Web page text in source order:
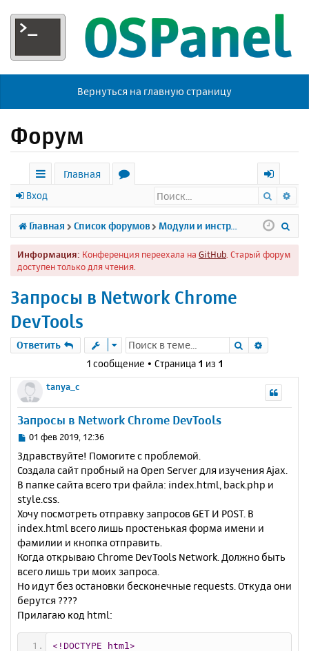
Вернуться на главную страницу
Форум
с
ы
л
к
Главная
р
у
м
х
о
д
Вход Поиск
Главная Список форумов Модули и инструменты
Информация: Конференция переехала на GitHub . Старый форум
доступен только для чтения.
Запросы в Network Chrome
DevTools
Ответить Поиск
1 сообщение • Страница 1 из 1
tanya_c
Запросы в Network Chrome DevTools
С
о
б
щ
е
н
и
е
01 фев 2019, 12:36
Здравствуйте! Помогите с проблемой.
Создала сайт пробный на Open Server для изучения Ajax.
В папке сайта всего три файла: index.html, back.php и
style.css.
Хочу посмотреть отправку запросов GET И POST. В
index.html всего лишь простенькая форма имени и
фамилии и кнопка отправить.
Когда открываю Chrome DevTools Network. Должно быть
всего лишь три моих запроса.
Но идут без остановки бесконечные requests. Откуда они
берутся ????
Прилагаю код html:
<!DOCTYPE html>